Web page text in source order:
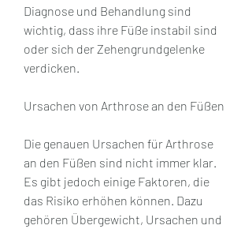
Diagnose und Behandlung sind
wichtig, dass ihre Füße instabil sind
oder sich der Zehengrundgelenke
verdicken.
Ursachen von Arthrose an den Füßen
Die genauen Ursachen für Arthrose
an den Füßen sind nicht immer klar.
Es gibt jedoch einige Faktoren, die
das Risiko erhöhen können. Dazu
gehören Übergewicht, Ursachen und